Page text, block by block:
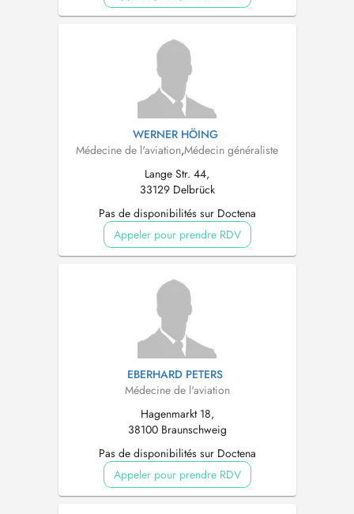
WERNER HÖING
Médecine de l'aviation,Médecin généraliste
Lange Str. 44,
33129 Delbrück
Pas de disponibilités sur Doctena
Appeler pour prendre RDV
EBERHARD PETERS
Médecine de l'aviation
Hagenmarkt 18,
38100 Braunschweig
Pas de disponibilités sur Doctena
Appeler pour prendre RDV